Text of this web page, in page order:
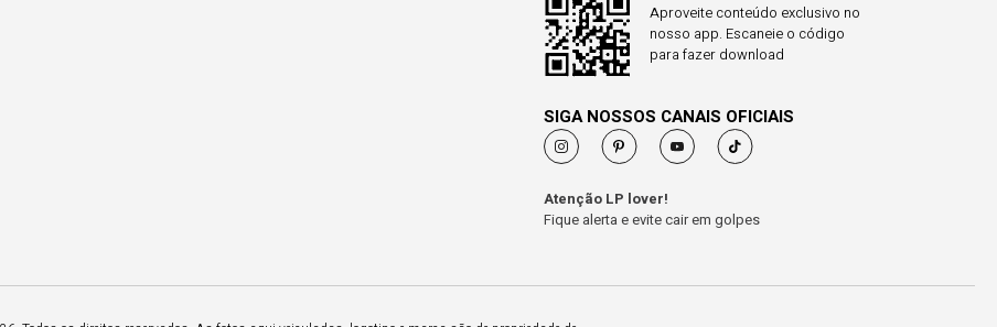
Aproveite conteúdo exclusivo no
nosso app. Escaneie o código
para fazer download
SIGA NOSSOS CANAIS OFICIAIS
Atenção LP lover!
Fique alerta e evite cair em golpes